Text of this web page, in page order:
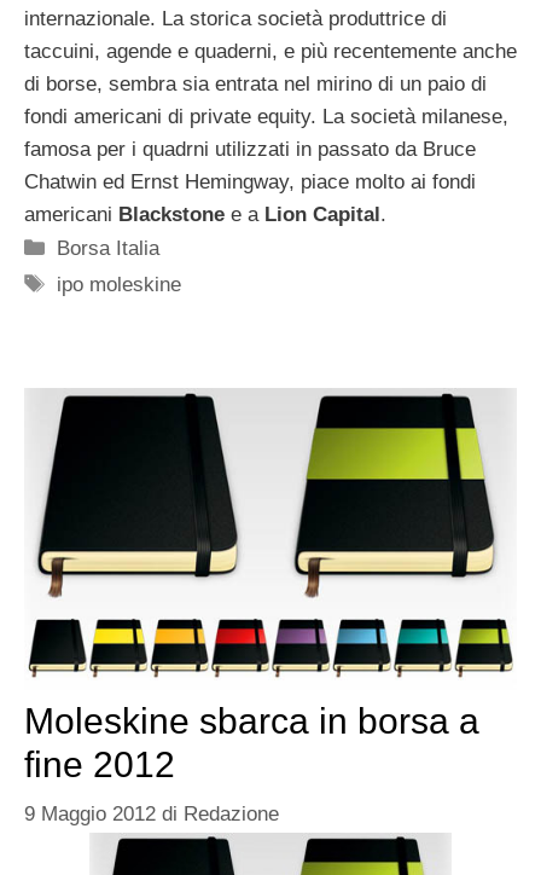
internazionale. La storica società produttrice di
taccuini, agende e quaderni, e più recentemente anche
di borse, sembra sia entrata nel mirino di un paio di
fondi americani di private equity. La società milanese,
famosa per i quadrni utilizzati in passato da Bruce
Chatwin ed Ernst Hemingway, piace molto ai fondi
americani Blackstone e a Lion Capital.
Categorie
Borsa Italia
Tag
ipo moleskine
Moleskine sbarca in borsa a
fine 2012
9 Maggio 2012 di Redazione